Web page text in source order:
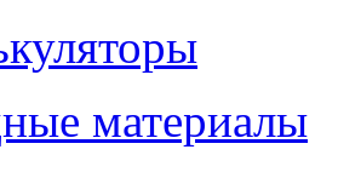
материалы